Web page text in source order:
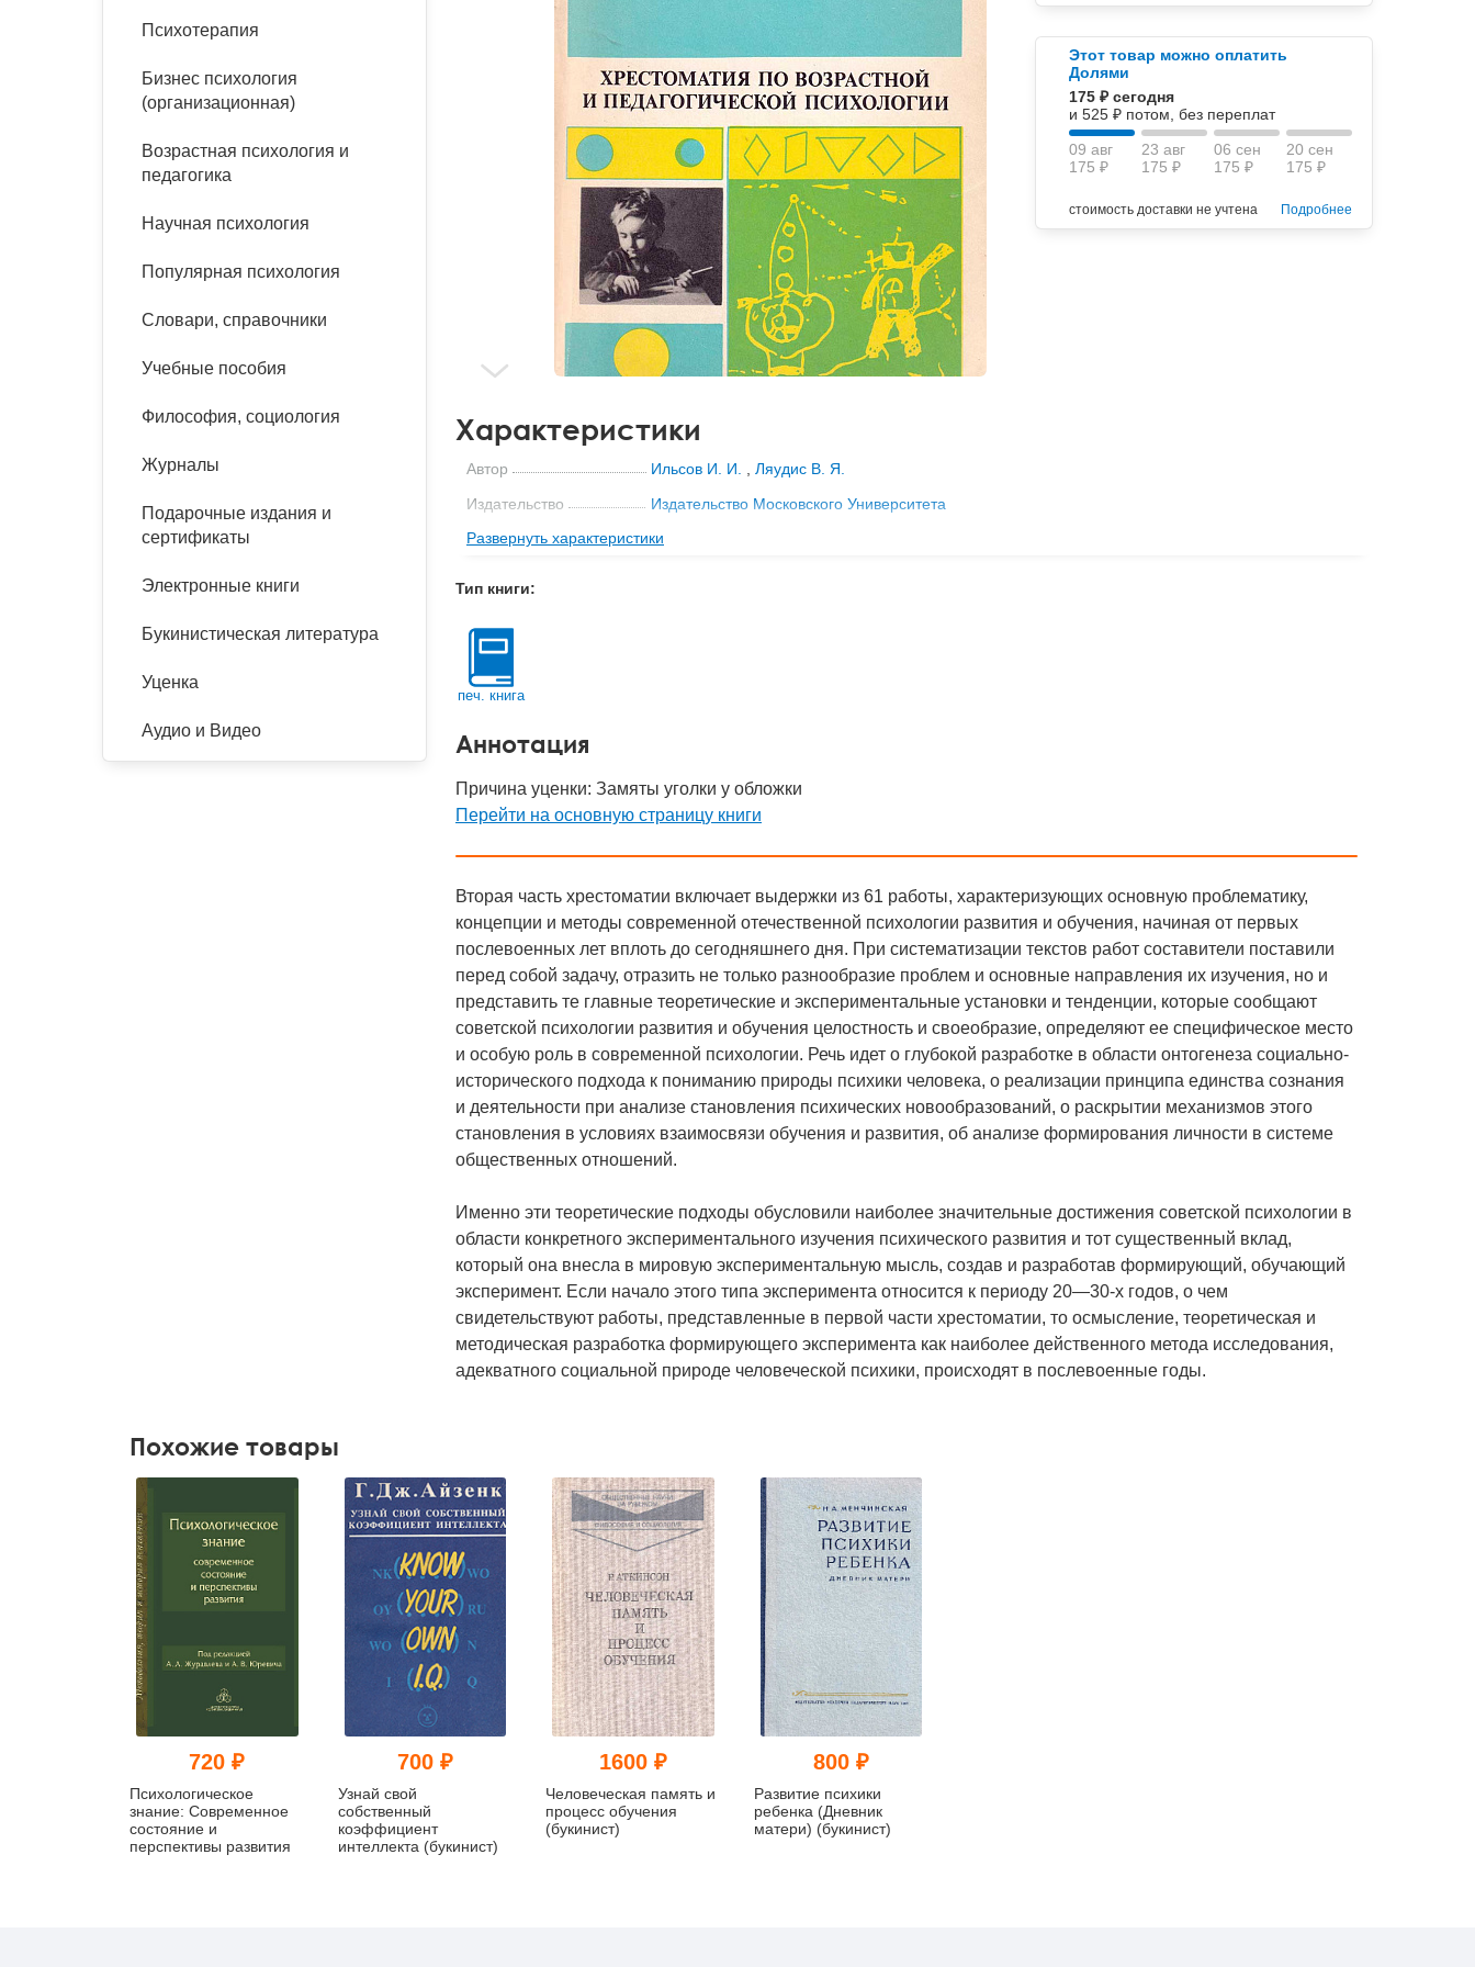
Расстройства пищевого
Тревожные расстройства,
Песочная терапия
Психодрама
Сказкотерапия
Другие направления
психотерапии
Классический, эриксоновский
Психология труда и
Психофизиология
Социальная психология
Социальная и
Учебная литература
Классический и юнгианский
Этот товар можно оплатить
Долями
175 ₽ сегодня
и 525 ₽ потом, без переплат
09 авг
175 ₽
23 авг
175 ₽
06 сен
175 ₽
20 сен
175 ₽
стоимость доставки не учтена Подробнее
Характеристики
Автор Ильсов И. И. ,Ляудис В. Я.
Издательство
Издательство Московского Университета
Формат книги
210x142x16 мм
Кол-во стр
Год
Развернуть характеристики
Тип книги:
печ. книга
Аннотация
Причина уценки: Замяты уголки у обложки
Перейти на основную страницу книги
Вторая часть хрестоматии включает выдержки из 61 работы, характеризующих основную проблематику,
концепции и методы современной отечественной психологии развития и обучения, начиная от первых
послевоенных лет вплоть до сегодняшнего дня. При систематизации текстов работ составители поставили
перед собой задачу, отразить не только разнообразие проблем и основные направления их изучения, но и
представить те главные теоретические и экспериментальные установки и тенденции, которые сообщают
советской психологии развития и обучения целостность и своеобразие, определяют ее специфическое место
и особую роль в современной психологии. Речь идет о глубокой разработке в области онтогенеза социально-
исторического подхода к пониманию природы психики человека, о реализации принципа единства сознания
и деятельности при анализе становления психических новообразований, о раскрытии механизмов этого
становления в условиях взаимосвязи обучения и развития, об анализе формирования личности в системе
общественных отношений.
Именно эти теоретические подходы обусловили наиболее значительные достижения советской психологии в
области конкретного экспериментального изучения психического развития и тот существенный вклад,
который она внесла в мировую экспериментальную мысль, создав и разработав формирующий, обучающий
эксперимент. Если начало этого типа эксперимента относится к периоду 20—30-х годов, о чем
свидетельствуют работы, представленные в первой части хрестоматии, то осмысление, теоретическая и
методическая разработка формирующего эксперимента как наиболее действенного метода исследования,
адекватного социальной природе человеческой психики, происходят в послевоенные годы.
Психотерапия
Бизнес психология
(организационная)
Возрастная психология и
педагогика
Научная психология
Популярная психология
Словари, справочники
Учебные пособия
Философия, социология
Журналы
Подарочные издания и
сертификаты
Электронные книги
Букинистическая литература
Уценка
Аудио и Видео
Похожие товары
720 ₽
Психологическое
знание: Современное
состояние и
перспективы развития
700 ₽
Узнай свой
собственный
коэффициент
интеллекта (букинист)
1600 ₽
Человеческая память и
процесс обучения
(букинист)
800 ₽
Развитие психики
ребенка (Дневник
матери) (букинист)